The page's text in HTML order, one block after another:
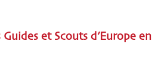
et Scouts d’Europe